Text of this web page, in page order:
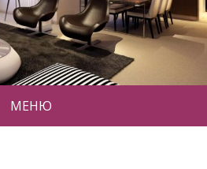
МЕНЮ